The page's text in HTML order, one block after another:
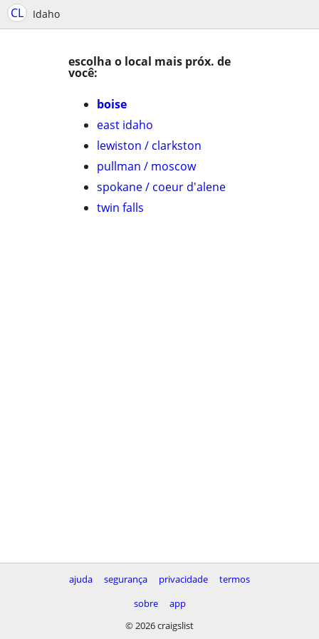
CL Idaho
escolha o local mais próx. de
você:
boise
east idaho
lewiston / clarkston
pullman / moscow
spokane / coeur d'alene
twin falls
ajuda segurança privacidade
termos
sobre
app
© 2026 craigslist